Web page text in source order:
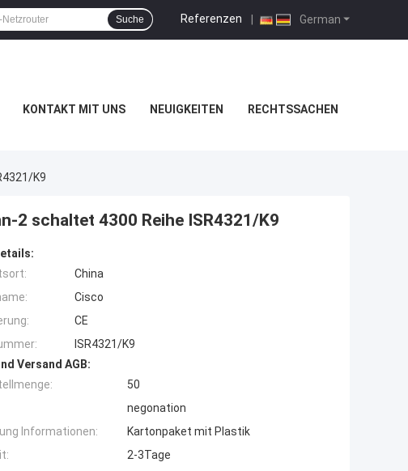
German
Referenzen |
Suche
KONTAKT MIT UNS NEUIGKEITEN RECHTSSACHEN
K9
2 schaltet 4300 Reihe ISR4321/K9
China
Cisco
CE
ISR4321/K9
Versand AGB:
50
negonation
Informationen:
Kartonpaket mit Plastik
2-3Tage